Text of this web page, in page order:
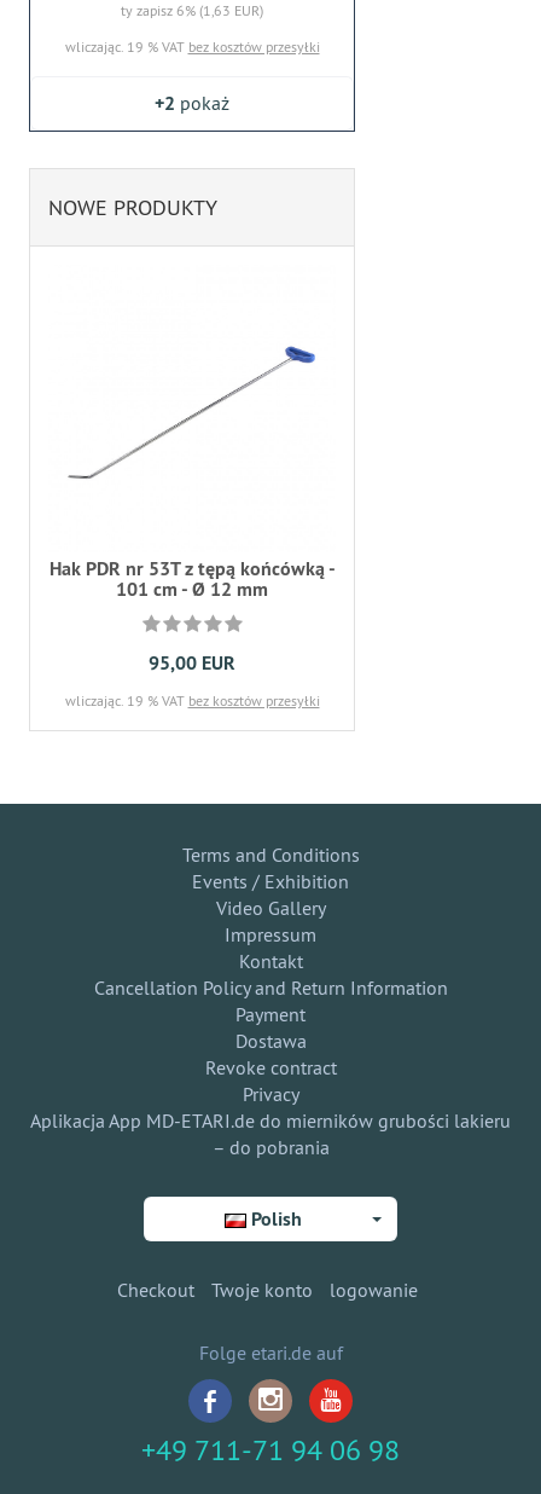
ty zapisz 6% (1,63 EUR)
wliczając. 19 % VAT bez kosztów przesyłki
+2 pokaż
NOWE PRODUKTY
Hak PDR nr 53T z tępą końcówką -
101 cm - Ø 12 mm
95,00 EUR
wliczając. 19 % VAT bez kosztów przesyłki
Terms and Conditions
Events / Exhibition
Video Gallery
Impressum
Kontakt
Cancellation Policy and Return Information
Payment
Dostawa
Revoke contract
Privacy
Aplikacja App MD-ETARI.de do mierników grubości lakieru
– do pobrania
Polish
Checkout Twoje konto logowanie
Folge etari.de auf
+49 711-71 94 06 98